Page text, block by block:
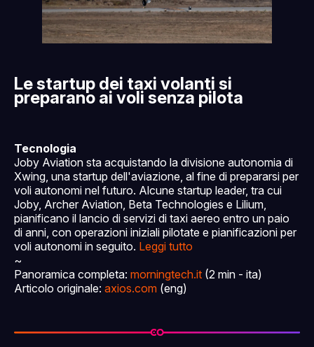
Le startup dei taxi volanti si
preparano ai voli senza pilota
Tecnologia
Joby Aviation sta acquistando la divisione autonomia di
Xwing, una startup dell'aviazione, al fine di prepararsi per
voli autonomi nel futuro. Alcune startup leader, tra cui
Joby, Archer Aviation, Beta Technologies e Lilium,
pianificano il lancio di servizi di taxi aereo entro un paio
di anni, con operazioni iniziali pilotate e pianificazioni per
voli autonomi in seguito. Leggi tutto
~
Panoramica completa: morningtech.it (2 min - ita)
Articolo originale: axios.com (eng)